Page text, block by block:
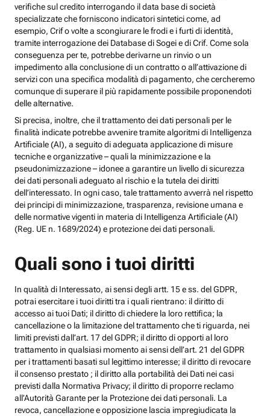
verifiche sul credito interrogando il data base di società
specializzate che forniscono indicatori sintetici come, ad
esempio, Crif o volte a scongiurare le frodi e i furti di identità,
tramite interrogazione dei Database di Sogei e di Crif. Come sola
conseguenza per te, potrebbe derivarne un rinvio o un
impedimento alla conclusione di un contratto o all’attivazione di
servizi con una specifica modalità di pagamento, che cercheremo
comunque di superare il più rapidamente possibile proponendoti
delle alternative.
Si precisa, inoltre, che il trattamento dei dati personali per le
finalità indicate potrebbe avvenire tramite algoritmi di Intelligenza
Artificiale (AI), a seguito di adeguata applicazione di misure
tecniche e organizzative – quali la minimizzazione e la
pseudonimizzazione – idonee a garantire un livello di sicurezza
dei dati personali adeguato al rischio e la tutela dei diritti
dell’interessato. In ogni caso, tale trattamento avverrà nel rispetto
dei principi di minimizzazione, trasparenza, revisione umana e
delle normative vigenti in materia di Intelligenza Artificiale (AI)
(Reg. UE n. 1689/2024) e protezione dei dati personali.
Quali sono i tuoi diritti
In qualità di Interessato, ai sensi degli artt. 15 e ss. del GDPR,
potrai esercitare i tuoi diritti tra i quali rientrano: il diritto di
accesso ai tuoi Dati; il diritto di chiedere la loro rettifica; la
cancellazione o la limitazione del trattamento che ti riguarda, nei
limiti previsti dall’art. 17 del GDPR; il diritto di opporti al loro
trattamento in qualsiasi momento ai sensi dell’art. 21 del GDPR
per i trattamenti basati sul legittimo interesse; il diritto di revocare
il consenso prestato ; il diritto alla portabilità dei Dati nei casi
previsti dalla Normativa Privacy; il diritto di proporre reclamo
all’Autorità Garante per la Protezione dei dati personali. La
revoca, cancellazione e opposizione lascia impregiudicata la